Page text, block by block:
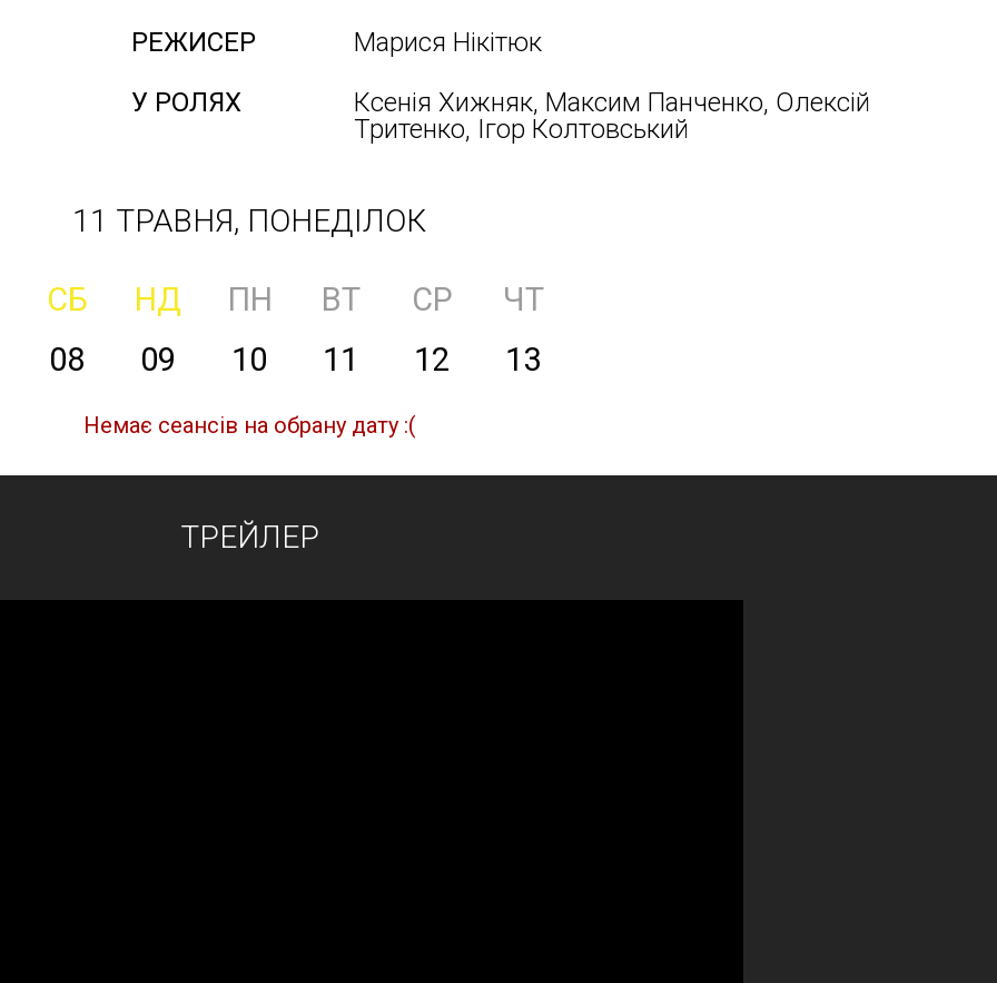
РЕЖИСЕР
Марися Нікітюк
У РОЛЯХ
Ксенія Хижняк, Максим Панченко, Олексій
Тритенко, Ігор Колтовський
11 ТРАВНЯ, ПОНЕДІЛОК
СБ НД ПН ВТ СР
ЧТ
08 09 10 11 12 13
Немає сеансів на обрану дату :(
ТРЕЙЛЕР